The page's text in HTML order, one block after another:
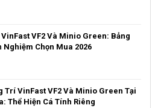
VF2 Và Minio Green: Bảng
Nghiệm Chọn Mua 2026
Trí VinFast VF2 Và Minio Green Tại
Thể Hiện Cá Tính Riêng